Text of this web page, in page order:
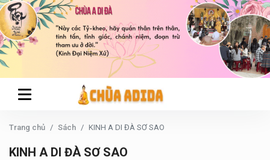
Trang chủ Sách KINH A DI ĐÀ SƠ SAO
KINH A DI ĐÀ SƠ SAO